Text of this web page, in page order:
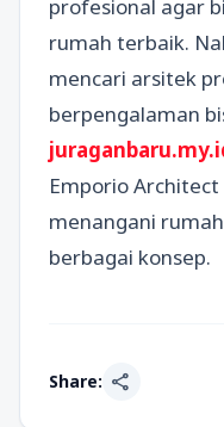
profesional agar
rumah terbaik.
mencari arsitek
berpengalaman
Emporio
menangani
berbagai konsep.
Share: share